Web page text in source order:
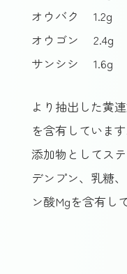
オウバク
1.2g
オウゴン
2.4g
サンシシ
1.6g
より抽出した黄
を含有しています
添加物としてス
デンプン、乳糖
ン酸Mgを含有し